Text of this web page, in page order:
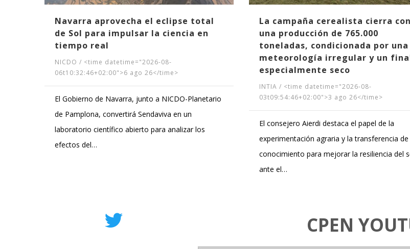
Navarra aprovecha el eclipse total
de Sol para impulsar la ciencia en
tiempo real
NICDO / <time datetime="2026-08-
06t10:32:46+02:00">6 ago 26</time>
El Gobierno de Navarra, junto a NICDO-Planetario
de Pamplona, convertirá Sendaviva en un
laboratorio científico abierto para analizar los
efectos del…
La campaña cerealista cierra con
una producción de 765.000
toneladas, condicionada por una
meteorología irregular y un
especialmente seco
INTIA / <time datetime="2026-08-
03t09:54:46+02:00">3 ago 26</time>
El consejero Aierdi destaca el papel de la
experimentación agraria y la transferencia de
conocimiento para mejorar la resiliencia del
ante el…
CPEN